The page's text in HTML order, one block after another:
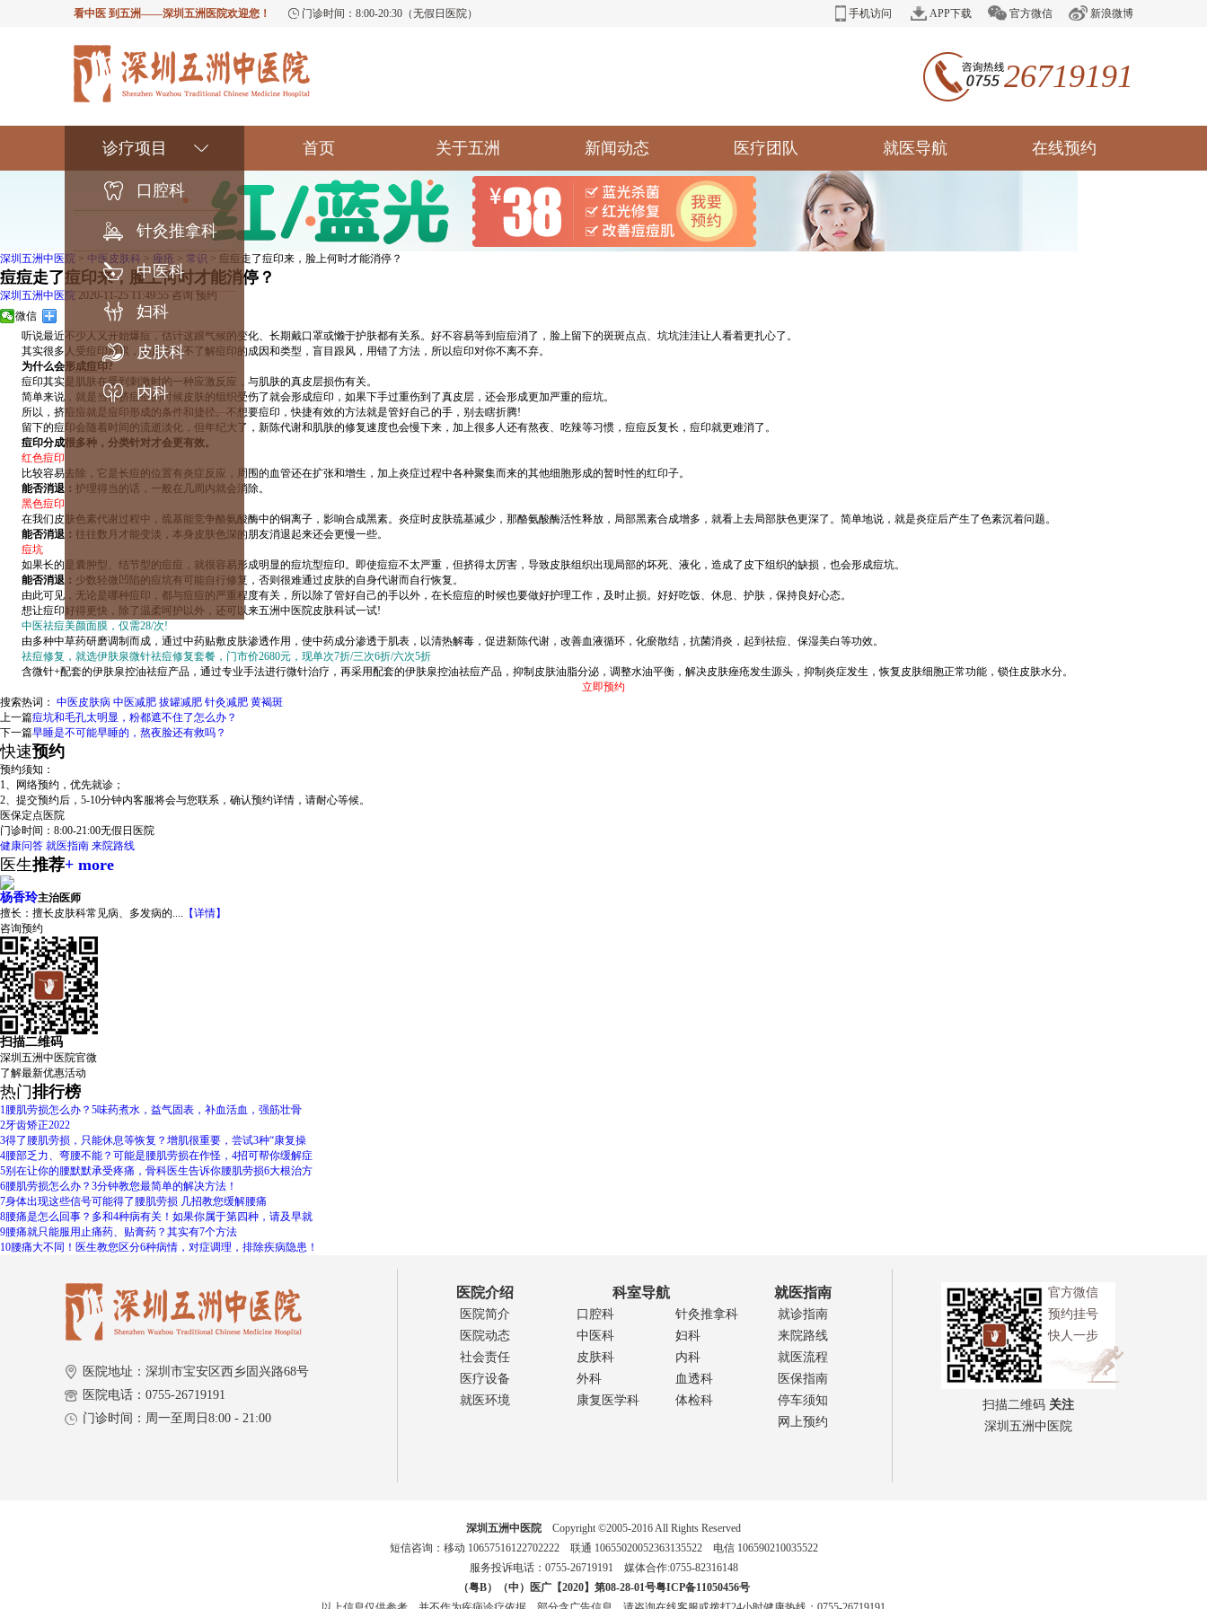
看中医 到五洲——深圳五洲医院欢迎您！ 门诊时间：8:00-20:30（无假日医院） 手机访问 APP下载 官方微信 新浪微博
26719191
诊疗项目 首页 关于五洲 新闻动态 医疗团队 就医导航 在线预约
口腔科
针灸推拿科
中医科
妇科
皮肤科
内科
深圳五洲中医院 > 中医皮肤科 > 痤疮 > 常识 > 痘痘走了痘印来，脸上何时才能消停？
痘痘走了痘印来，脸上何时才能消停？
深圳五洲中医院 2020-11-25 11:49:55 咨询 预约
微信
听说最近不少人又开始爆痘，估计这跟气候的变化、长期戴口罩或懒于护肤都有关系。好不容易等到痘痘消了，脸上留下的斑斑点点、坑坑洼洼让人看着更扎心了。
其实很多人受痘印所累，都是因为不了解痘印的成因和类型，盲目跟风，用错了方法，所以痘印对你不离不弃。
为什么会形成痘印?
痘印其实是肌肤在受到刺激时的一种应激反应，与肌肤的真皮层损伤有关。
简单来说，就是当你挤痘痘的时候皮肤的组织受伤了就会形成痘印，如果下手过重伤到了真皮层，还会形成更加严重的痘坑。
所以，挤痘痘就是痘印形成的条件和捷径。不想要痘印，快捷有效的方法就是管好自己的手，别去瞎折腾!
留下的痘印会随着时间的流逝淡化，但年纪大了，新陈代谢和肌肤的修复速度也会慢下来，加上很多人还有熬夜、吃辣等习惯，痘痘反复长，痘印就更难消了。
痘印分成很多种，分类针对才会更有效。
红色痘印
比较容易去除，它是长痘的位置有炎症反应，周围的血管还在扩张和增生，加上炎症过程中各种聚集而来的其他细胞形成的暂时性的红印子。
能否消退： 护理得当的话，一般在几周内就会消除。
黑色痘印
在我们皮肤色素代谢过程中，巯基能竞争酪氨酸酶中的铜离子，影响合成黑素。炎症时皮肤巯基减少，那酪氨酸酶活性释放，局部黑素合成增多，就看上去局部肤色更深了。简单地说，就是炎症后产生了色素沉着问题。
能否消退： 往往数月才能变淡，本身皮肤色深的朋友消退起来还会更慢一些。
痘坑
如果长的是囊肿型、结节型的痘痘，就很容易形成明显的痘坑型痘印。即使痘痘不太严重，但挤得太厉害，导致皮肤组织出现局部的坏死、液化，造成了皮下组织的缺损，也会形成痘坑。
能否消退： 少数轻微凹陷的痘坑有可能自行修复，否则很难通过皮肤的自身代谢而自行恢复。
由此可见，无论是哪种痘印，都与痘痘的严重程度有关，所以除了管好自己的手以外，在长痘痘的时候也要做好护理工作，及时止损。好好吃饭、休息、护肤，保持良好心态。
想让痘印好得更快，除了温柔呵护以外，还可以来五洲中医院皮肤科试一试!
中医祛痘美颜面膜，仅需28/次!
由多种中草药研磨调制而成，通过中药贴敷皮肤渗透作用，使中药成分渗透于肌表，以清热解毒，促进新陈代谢，改善血液循环，化瘀散结，抗菌消炎，起到祛痘、保湿美白等功效。
祛痘修复，就选伊肤泉微针祛痘修复套餐，门市价2680元，现单次7折/三次6折/六次5折
含微针+配套的伊肤泉控油祛痘产品，通过专业手法进行微针治疗，再采用配套的伊肤泉控油祛痘产品，抑制皮肤油脂分泌，调整水油平衡，解决皮肤痤疮发生源头，抑制炎症发生，恢复皮肤细胞正常功能，锁住皮肤水分。
立即预约
搜索热词： 中医皮肤病 中医减肥 拔罐减肥 针灸减肥 黄褐斑
上一篇痘坑和毛孔太明显，粉都遮不住了怎么办？
下一篇早睡是不可能早睡的，熬夜脸还有救吗？
快速预约
预约须知：
1、网络预约，优先就诊；
2、提交预约后，5-10分钟内客服将会与您联系，确认预约详情，请耐心等候。
医保定点医院
门诊时间： 8:00-21:00无假日医院
健康问答 就医指南 来院路线
医生推荐+ more
杨香玲主治医师
擅长： 擅长皮肤科常见病、多发病的.... 【详情】
咨询预约
扫描二维码
深圳五洲中医院官微
了解最新优惠活动
热门排行榜
1腰肌劳损怎么办？5味药煮水，益气固表，补血活血，强筋壮骨
2牙齿矫正2022
3得了腰肌劳损，只能休息等恢复？增肌很重要，尝试3种“康复操
4腰部乏力、弯腰不能？可能是腰肌劳损在作怪，4招可帮你缓解症
5别在让你的腰默默承受疼痛，骨科医生告诉你腰肌劳损6大根治方
6腰肌劳损怎么办？3分钟教您最简单的解决方法！
7身体出现这些信号可能得了腰肌劳损 几招教您缓解腰痛
8腰痛是怎么回事？多和4种病有关！如果你属于第四种，请及早就
9腰痛就只能服用止痛药、贴膏药？其实有7个方法
10腰痛大不同！医生教您区分6种病情，对症调理，排除疾病隐患！
医院地址：深圳市宝安区西乡固兴路68号
医院电话：0755-26719191
门诊时间：周一至周日8:00 - 21:00
医院介绍
医院简介
医院动态
社会责任
医疗设备
就医环境
科室导航
口腔科
针灸推拿科
中医科
妇科
皮肤科
内科
外科
血透科
康复医学科
体检科
就医指南
就诊指南
来院路线
就医流程
医保指南
停车须知
网上预约
官方微信
预约挂号
快人一步
扫描二维码 关注
深圳五洲中医院
深圳五洲中医院 Copyright ©2005-2016 All Rights Reserved
短信咨询：移动 10657516122702222 联通 10655020052363135522 电信 106590210035522
服务投诉电话：0755-26719191 媒体合作:0755-82316148
（粤B）（中）医广【2020】第08-28-01号粤ICP备11050456号